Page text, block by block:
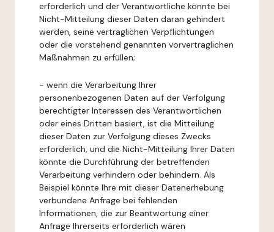
erforderlich und der Verantwortliche könnte bei
Nicht-Mitteilung dieser Daten daran gehindert
werden, seine vertraglichen Verpflichtungen
oder die vorstehend genannten vorvertraglichen
Maßnahmen zu erfüllen;
- wenn die Verarbeitung Ihrer
personenbezogenen Daten auf der Verfolgung
berechtigter Interessen des Verantwortlichen
oder eines Dritten basiert, ist die Mitteilung
dieser Daten zur Verfolgung dieses Zwecks
erforderlich, und die Nicht-Mitteilung Ihrer Daten
könnte die Durchführung der betreffenden
Verarbeitung verhindern oder behindern. Als
Beispiel könnte Ihre mit dieser Datenerhebung
verbundene Anfrage bei fehlenden
Informationen, die zur Beantwortung einer
Anfrage Ihrerseits erforderlich wären